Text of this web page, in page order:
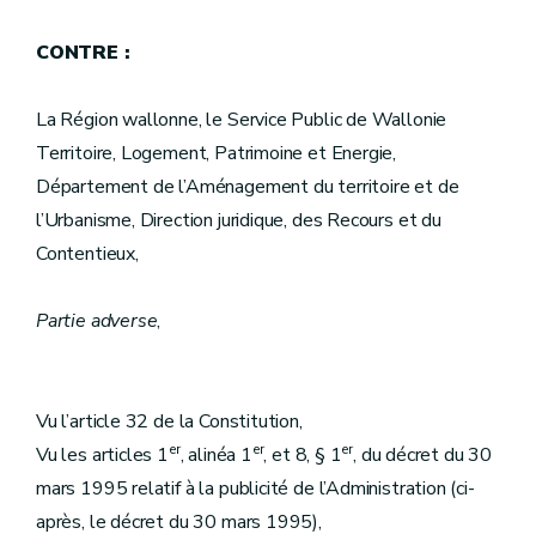
CONTRE :
La Région wallonne, le Service Public de Wallonie
Territoire, Logement, Patrimoine et Energie,
Département de l’Aménagement du territoire et de
l’Urbanisme, Direction juridique, des Recours et du
Contentieux,
Partie adverse,
Vu l’article 32 de la Constitution,
Vu les articles 1er, alinéa 1er, et 8, § 1er, du décret du 30
mars 1995 relatif à la publicité de l’Administration (ci-
après, le décret du 30 mars 1995),